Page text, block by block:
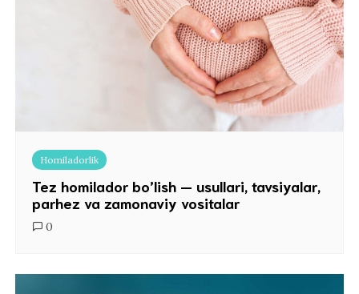
Homiladorlik
Tez homilador bo’lish — usullari, tavsiyalar,
parhez va zamonaviy vositalar
0